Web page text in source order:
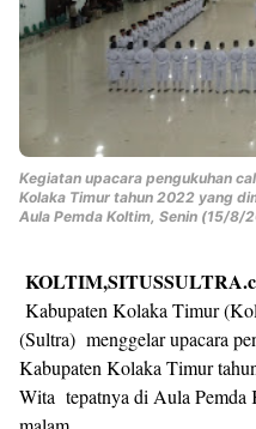
Kegiatan upacara pengukuhan
Kolaka Timur tahun 2022 yang
Aula Pemda Koltim, Senin (15/
Kabupaten Kolaka Timur
(Sultra) menggelar upacara
Kabupaten Kolaka Timur
Wita tepatnya di Aula Pemda